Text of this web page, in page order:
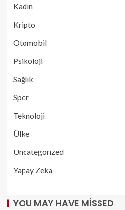
Kadın
Kripto
Otomobil
Psikoloji
Sağlık
Spor
Teknoloji
Ülke
Uncategorized
Yapay Zeka
YOU MAY HAVE MISSED